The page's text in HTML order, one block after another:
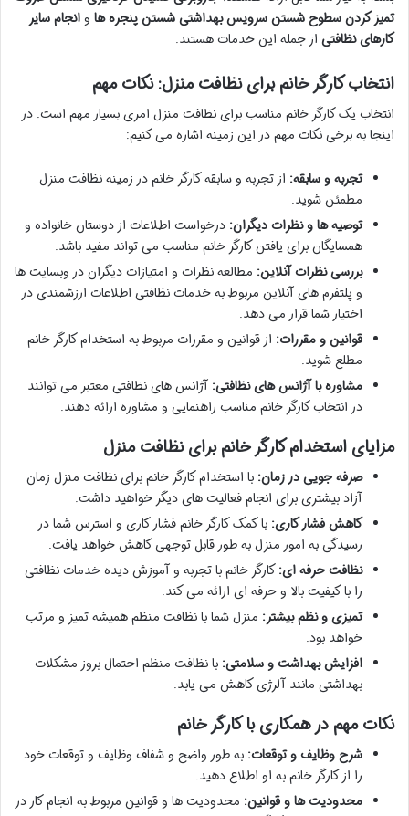
تمیز کردن سطوحشستن سرویس بهداشتیشستن پنجره ها وانجام سایر
کارهای نظافتی از جمله این خدمات هستند.
انتخاب کارگر خانم برای نظافت منزل: نکات مهم
انتخاب یک کارگر خانم مناسب برای نظافت منزل امری بسیار مهم است. در
اینجا به برخی نکات مهم در این زمینه اشاره می کنیم:
تجربه و سابقه: از تجربه و سابقه کارگر خانم در زمینه نظافت منزل
مطمئن شوید.
توصیه ها و نظرات دیگران: درخواست اطلاعات از دوستان خانواده و
همسایگان برای یافتن کارگر خانم مناسب می تواند مفید باشد.
بررسی نظرات آنلاین: مطالعه نظرات و امتیازات دیگران در وبسایت ها
و پلتفرم های آنلاین مربوط به خدمات نظافتی اطلاعات ارزشمندی در
اختیار شما قرار می دهد.
قوانین و مقررات: از قوانین و مقررات مربوط به استخدام کارگر خانم
مطلع شوید.
مشاوره با آژانس های نظافتی: آژانس های نظافتی معتبر می توانند
در انتخاب کارگر خانم مناسب راهنمایی و مشاوره ارائه دهند.
مزایای استخدام کارگر خانم برای نظافت منزل
صرفه جویی در زمان: با استخدام کارگر خانم برای نظافت منزل زمان
آزاد بیشتری برای انجام فعالیت های دیگر خواهید داشت.
کاهش فشار کاری: با کمک کارگر خانم فشار کاری و استرس شما در
رسیدگی به امور منزل به طور قابل توجهی کاهش خواهد یافت.
نظافت حرفه ای:کارگر خانم با تجربه و آموزش دیده خدمات نظافتی
را با کیفیت بالا و حرفه ای ارائه می کند.
تمیزی و نظم بیشتر: منزل شما با نظافت منظم همیشه تمیز و مرتب
خواهد بود.
افزایش بهداشت و سلامتی: با نظافت منظم احتمال بروز مشکلات
بهداشتی مانند آلرژی کاهش می یابد.
نکات مهم در همکاری با کارگر خانم
شرح وظایف و توقعات: به طور واضح و شفاف وظایف و توقعات خود
را از کارگر خانم به او اطلاع دهید.
محدودیت ها و قوانین: محدودیت ها و قوانین مربوط به انجام کار در